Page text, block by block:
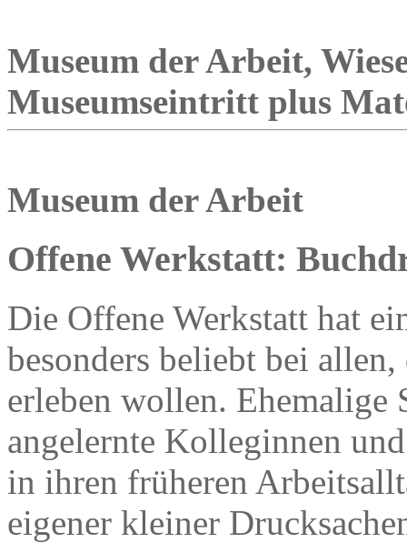
Museum der Arbeit,
Museumseintritt plus
Museum der Arbeit
Offene Werkstatt:
Die Offene Werkstatt hat
besonders beliebt bei
erleben wollen. Ehemalige
angelernte Kolleginnen
in ihren früheren
eigener kleiner